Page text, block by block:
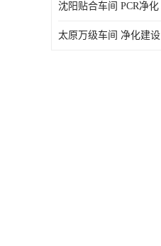
沈阳贴合车间 PCR净化
太原万级车间 净化建设